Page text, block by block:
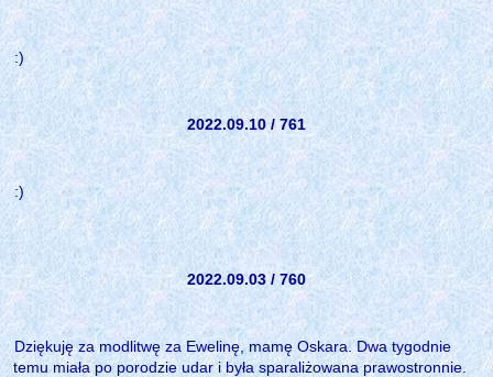
:)
2022.09.10 / 761
:)
2022.09.03 / 760
Dziękuję za modlitwę za Ewelinę, mamę Oskara. Dwa tygodnie
temu miała po porodzie udar i była sparaliżowana prawostronnie.